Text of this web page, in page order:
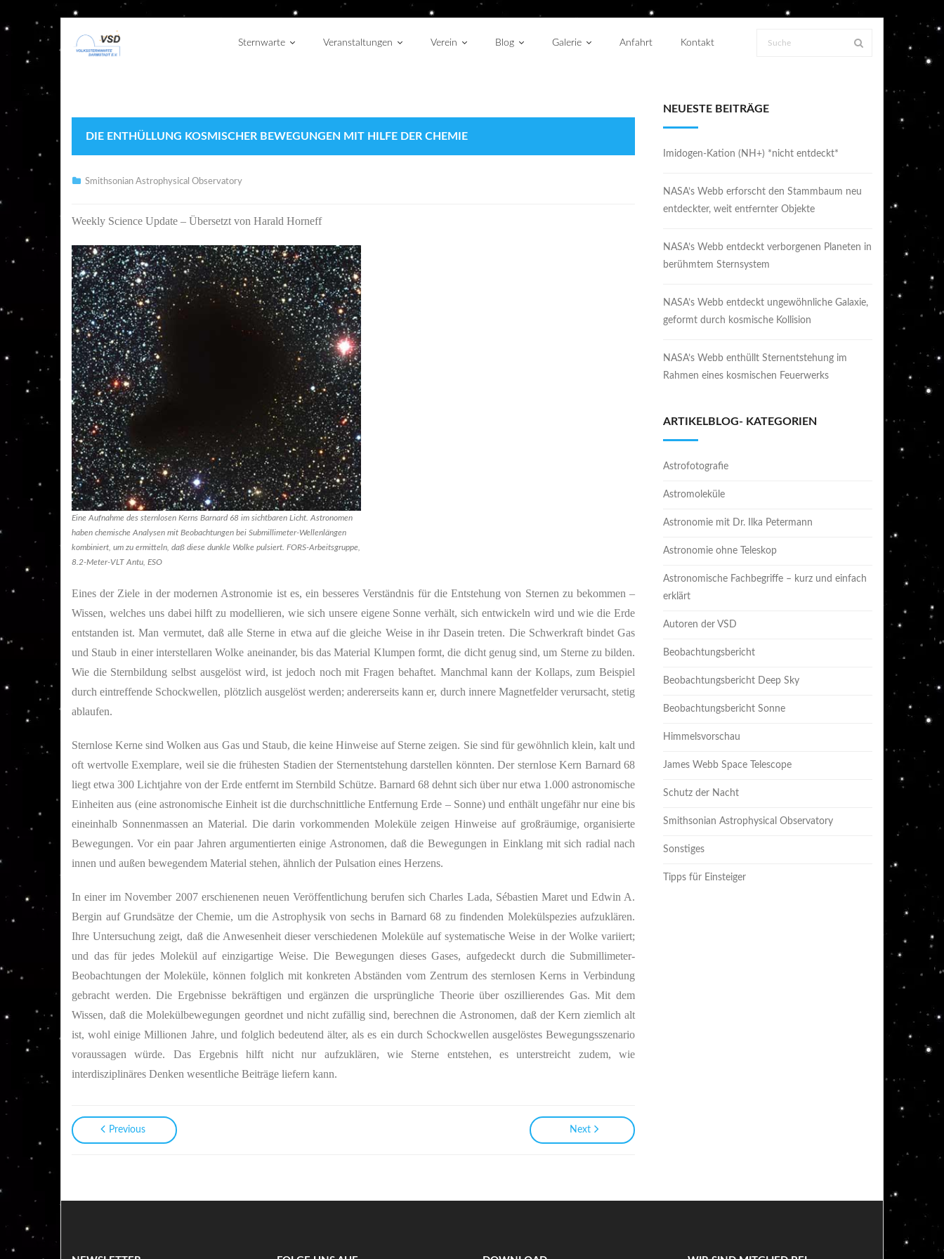
Sternwarte Veranstaltungen Verein Blog Galerie Anfahrt Kontakt
DIE ENTHÜLLUNG KOSMISCHER BEWEGUNGEN MIT HILFE DER CHEMIE
Smithsonian Astrophysical Observatory
Weekly Science Update – Übersetzt von Harald Horneff
Eine Aufnahme des sternlosen Kerns Barnard 68 im sichtbaren Licht. Astronomen
haben chemische Analysen mit Beobachtungen bei Submillimeter-Wellenlängen
kombiniert, um zu ermitteln, daß diese dunkle Wolke pulsiert. FORS-Arbeitsgruppe,
8.2-Meter-VLT Antu, ESO
Eines der Ziele in der modernen Astronomie ist es, ein besseres Verständnis für die Entstehung von Sternen zu bekommen –
Wissen, welches uns dabei hilft zu modellieren, wie sich unsere eigene Sonne verhält, sich entwickeln wird und wie die Erde
entstanden ist. Man vermutet, daß alle Sterne in etwa auf die gleiche Weise in ihr Dasein treten. Die Schwerkraft bindet Gas
und Staub in einer interstellaren Wolke aneinander, bis das Material Klumpen formt, die dicht genug sind, um Sterne zu bilden.
Wie die Sternbildung selbst ausgelöst wird, ist jedoch noch mit Fragen behaftet. Manchmal kann der Kollaps, zum Beispiel
durch eintreffende Schockwellen, plötzlich ausgelöst werden; andererseits kann er, durch innere Magnetfelder verursacht, stetig
ablaufen.
Sternlose Kerne sind Wolken aus Gas und Staub, die keine Hinweise auf Sterne zeigen. Sie sind für gewöhnlich klein, kalt und
oft wertvolle Exemplare, weil sie die frühesten Stadien der Sternentstehung darstellen könnten. Der sternlose Kern Barnard 68
liegt etwa 300 Lichtjahre von der Erde entfernt im Sternbild Schütze. Barnard 68 dehnt sich über nur etwa 1.000 astronomische
Einheiten aus (eine astronomische Einheit ist die durchschnittliche Entfernung Erde – Sonne) und enthält ungefähr nur eine bis
eineinhalb Sonnenmassen an Material. Die darin vorkommenden Moleküle zeigen Hinweise auf großräumige, organisierte
Bewegungen. Vor ein paar Jahren argumentierten einige Astronomen, daß die Bewegungen in Einklang mit sich radial nach
innen und außen bewegendem Material stehen, ähnlich der Pulsation eines Herzens.
In einer im November 2007 erschienenen neuen Veröffentlichung berufen sich Charles Lada, Sébastien Maretund Edwin A.
Bergin auf Grundsätze der Chemie, um die Astrophysik von sechs in Barnard 68 zu findenden Molekülspezies aufzuklären.
Ihre Untersuchung zeigt, daß die Anwesenheit dieser verschiedenen Moleküle auf systematische Weise in der Wolke variiert;
und das für jedes Molekül auf einzigartige Weise. Die Bewegungen dieses Gases, aufgedeckt durch die Submillimeter-
Beobachtungen der Moleküle, können folglich mit konkreten Abständen vom Zentrum des sternlosen Kerns in Verbindung
gebracht werden. Die Ergebnisse bekräftigen und ergänzen die ursprüngliche Theorie über oszillierendes Gas. Mit dem
Wissen, daß die Molekülbewegungen geordnet und nicht zufällig sind, berechnen die Astronomen, daß der Kern ziemlich alt
ist, wohl einige Millionen Jahre, und folglich bedeutend älter, als es ein durch Schockwellen ausgelöstes Bewegungsszenario
voraussagen würde. Das Ergebnis hilft nicht nur aufzuklären, wie Sterne entstehen, es unterstreicht zudem, wie
interdisziplinäres Denken wesentliche Beiträge liefern kann.
Previous Next
NEUESTE BEITRÄGE
Imidogen-Kation (NH+) *nicht entdeckt*
NASA’s Webb erforscht den Stammbaum neu
entdeckter, weit entfernter Objekte
NASA’s Webb entdeckt verborgenen Planeten in
berühmtem Sternsystem
NASA’s Webb entdeckt ungewöhnliche Galaxie,
geformt durch kosmische Kollision
NASA’s Webb enthüllt Sternentstehung im
Rahmen eines kosmischen Feuerwerks
ARTIKELBLOG- KATEGORIEN
Astrofotografie
Astromoleküle
Astronomie mit Dr. Ilka Petermann
Astronomie ohne Teleskop
Astronomische Fachbegriffe – kurz und einfach
erklärt
Autoren der VSD
Beobachtungsbericht
Beobachtungsbericht Deep Sky
Beobachtungsbericht Sonne
Himmelsvorschau
James Webb Space Telescope
Schutz der Nacht
Smithsonian Astrophysical Observatory
Sonstiges
Tipps für Einsteiger